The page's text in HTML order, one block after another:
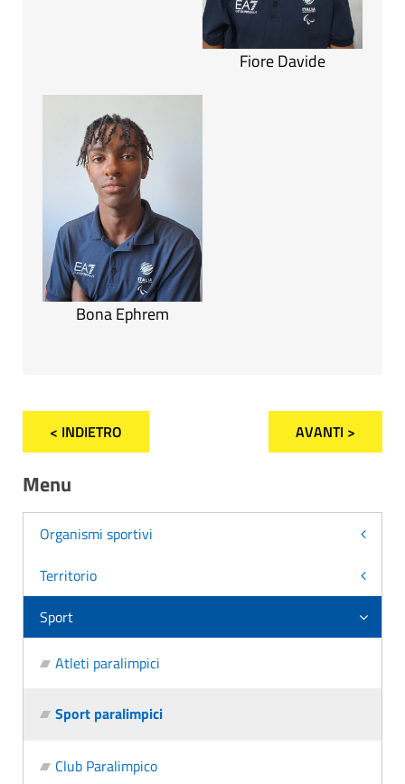
Fiore Davide
Bona Ephrem
< INDIETRO AVANTI >
Menu
Organismi sportivi
Territorio
Sport
Atleti paralimpici
Sport paralimpici
Club Paralimpico